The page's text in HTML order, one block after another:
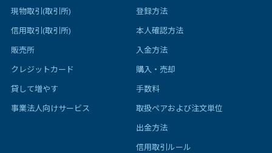
現物取引(取引所)
信用取引(取引所)
販売所
クレジットカード
貸して増やす
事業法人向けサービス
登録方法
本人確認方法
入金方法
購入・売却
手数料
取扱ペアおよび注文単位
出金方法
信用取引ルール